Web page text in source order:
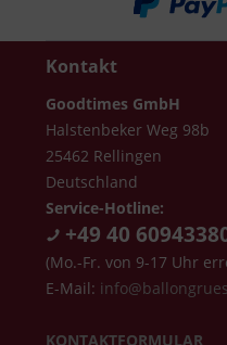
Kontakt
Goodtimes GmbH
Halstenbeker Weg 98b
25462 Rellingen
Deutschland
Service-Hotline:
+49 40
(Mo.-Fr. von 9-17 Uhr
E-Mail:
KONTAKTFORMULAR